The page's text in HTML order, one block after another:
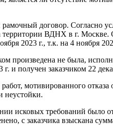
договор. Согласно
территории ВДНХ в г.
2023 г., т.к. на 4 ноября
произведена не была,
и получен заказчиком 22
мотивированного
неустойки.
исковых требований было
с заказчика взыскана